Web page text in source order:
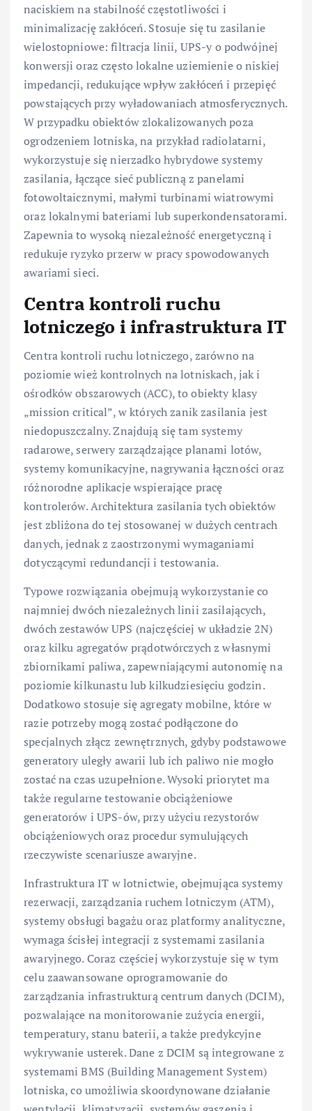
naciskiem na stabilność częstotliwości i
minimalizację zakłóceń. Stosuje się tu zasilanie
wielostopniowe: filtracja linii, UPS-y o podwójnej
konwersji oraz często lokalne uziemienie o niskiej
impedancji, redukujące wpływ zakłóceń i przepięć
powstających przy wyładowaniach atmosferycznych.
W przypadku obiektów zlokalizowanych poza
ogrodzeniem lotniska, na przykład radiolatarni,
wykorzystuje się nierzadko hybrydowe systemy
zasilania, łączące sieć publiczną z panelami
fotowoltaicznymi, małymi turbinami wiatrowymi
oraz lokalnymi bateriami lub superkondensatorami.
Zapewnia to wysoką niezależność energetyczną i
redukuje ryzyko przerw w pracy spowodowanych
awariami sieci.
Centra kontroli ruchu
lotniczego i infrastruktura IT
Centra kontroli ruchu lotniczego, zarówno na
poziomie wież kontrolnych na lotniskach, jak i
ośrodków obszarowych (ACC), to obiekty klasy
„mission critical”, w których zanik zasilania jest
niedopuszczalny. Znajdują się tam systemy
radarowe, serwery zarządzające planami lotów,
systemy komunikacyjne, nagrywania łączności oraz
różnorodne aplikacje wspierające pracę
kontrolerów. Architektura zasilania tych obiektów
jest zbliżona do tej stosowanej w dużych centrach
danych, jednak z zaostrzonymi wymaganiami
dotyczącymi redundancji i testowania.
Typowe rozwiązania obejmują wykorzystanie co
najmniej dwóch niezależnych linii zasilających,
dwóch zestawów UPS (najczęściej w układzie 2N)
oraz kilku agregatów prądotwórczych z własnymi
zbiornikami paliwa, zapewniającymi autonomię na
poziomie kilkunastu lub kilkudziesięciu godzin.
Dodatkowo stosuje się agregaty mobilne, które w
razie potrzeby mogą zostać podłączone do
specjalnych złącz zewnętrznych, gdyby podstawowe
generatory uległy awarii lub ich paliwo nie mogło
zostać na czas uzupełnione. Wysoki priorytet ma
także regularne testowanie obciążeniowe
generatorów i UPS-ów, przy użyciu rezystorów
obciążeniowych oraz procedur symulujących
rzeczywiste scenariusze awaryjne.
Infrastruktura IT w lotnictwie, obejmująca systemy
rezerwacji, zarządzania ruchem lotniczym (ATM),
systemy obsługi bagażu oraz platformy analityczne,
wymaga ścisłej integracji z systemami zasilania
awaryjnego. Coraz częściej wykorzystuje się w tym
celu zaawansowane oprogramowanie do
zarządzania infrastrukturą centrum danych (DCIM),
pozwalające na monitorowanie zużycia energii,
temperatury, stanu baterii, a także predykcyjne
wykrywanie usterek. Dane z DCIM są integrowane z
systemami BMS (Building Management System)
lotniska, co umożliwia skoordynowane działanie